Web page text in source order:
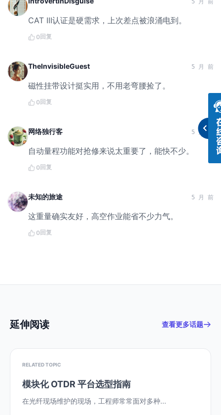
5 月 前
CAT III认证是硬需求，上次差点被浪涌电到。
0回复
TheInvisibleGuest 5 月 前
磁性挂带设计挺实用，不用老弯腰捡了。
0回复
网络独行客 5 月 前
自动量程功能对抢修来说太重要了，能快不少。
0回复
未知的旅途 5 月 前
这重量确实友好，高空作业能省不少力气。
0回复
延伸阅读 查看更多话题
RELATED TOPIC
模块化 OTDR 平台选型指南
在光纤现场维护的现场，工程师常常面对多种...